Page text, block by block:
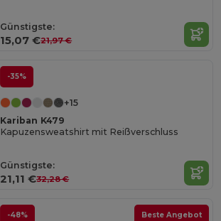
Günstigste:
15,07 €21,97 €
-35%
+15
Kariban K479
Kapuzensweatshirt mit Reißverschluss
Günstigste:
21,11 €32,28 €
-48% Beste Angebot